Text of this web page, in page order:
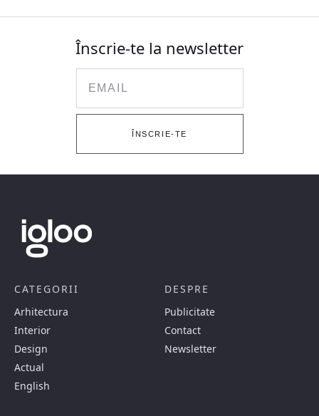
Înscrie-te la newsletter
ÎNSCRIE-TE
CATEGORII
Arhitectura
Interior
Design
Actual
English
DESPRE
Publicitate
Contact
Newsletter